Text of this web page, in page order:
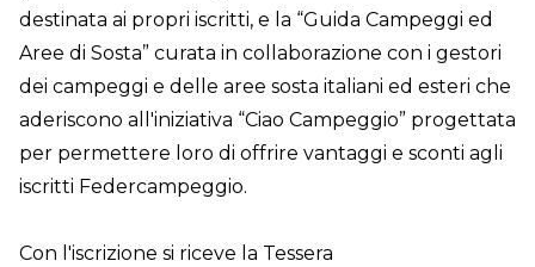
destinata ai propri iscritti, e la “Guida Campeggi ed
Aree di Sosta” curata in collaborazione con i gestori
dei campeggi e delle aree sosta italiani ed esteri che
aderiscono all'iniziativa “Ciao Campeggio” progettata
per permettere loro di offrire vantaggi e sconti agli
iscritti Federcampeggio.
Con l'iscrizione si riceve la Tessera